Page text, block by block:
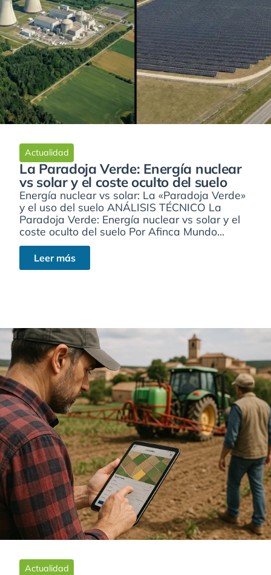
Actualidad
La Paradoja Verde: Energía nuclear
vs solar y el coste oculto del suelo
Energía nuclear vs solar: La «Paradoja Verde»
y el uso del suelo ANÁLISIS TÉCNICO La
Paradoja Verde: Energía nuclear vs solar y el
coste oculto del suelo Por Afinca Mundo...
Leer más
Actualidad